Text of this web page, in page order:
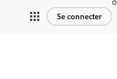
Se connecter